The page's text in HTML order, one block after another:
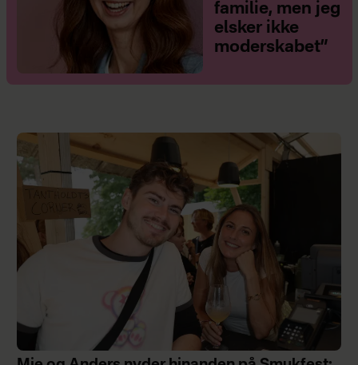
familie, men jeg
elsker ikke
moderskabet”